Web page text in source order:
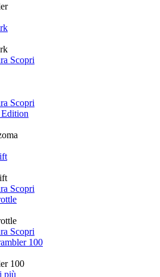
Scopri
Scopri
Scopri
Scopri
100
100
più